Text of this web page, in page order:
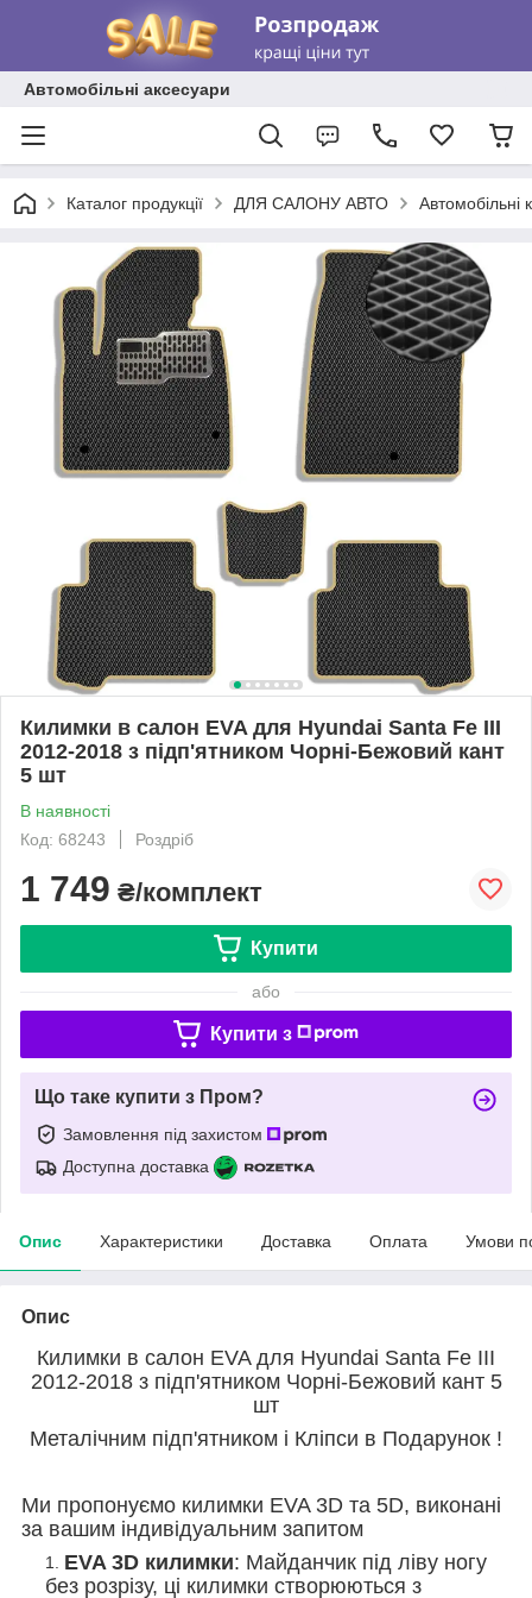
Автомобільні аксесуари
Каталог продукції ДЛЯ САЛОНУ АВТО Автомобільні
Килимки в салон EVA для Hyundai Santa Fe III
2012-2018 з підп'ятником Чорні-Бежовий кант
5 шт
В наявності
Код: 68243
Роздріб
1 749 ₴/комплект
Купити
або
Купити з
Що таке купити з Пром?
Замовлення під захистом
Доступна доставка
Опис Характеристики Доставка Оплата Умови
Опис
Килимки в салон EVA для Hyundai Santa Fe III
2012-2018 з підп'ятником Чорні-Бежовий кант 5
шт
Металічним підп'ятником і Кліпси в Подарунок !
Ми пропонуємо килимки EVA 3D та 5D, виконані
за вашим індивідуальним запитом
EVA 3D килимки: Майданчик під ліву ногу
без розрізу, ці килимки створюються з